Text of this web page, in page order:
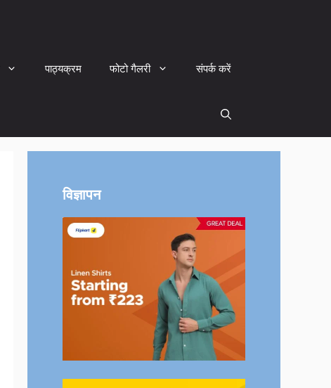
पाठ्यक्रम फोटो गैलरी संपर्क करें
विज्ञापन